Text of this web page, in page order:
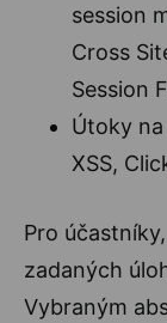
session
Cross
Session
Útoky
XSS,
Pro
zadaných
Vybraným